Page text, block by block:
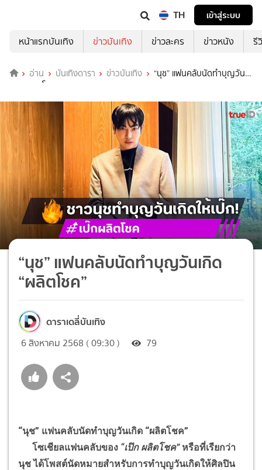
TH
เข้าสู่ระบบ
หน้าแรกบันเทิง
ข่าวบันเทิง ข่าวละคร ข่าวหนัง รี
อ่าน บันเทิงดารา ข่าวบันเทิง
“นุช” แฟนคลับนัดทำบุญวัน
เกิด “ผลิตโชค”
“นุช” แฟนคลับนัดทำบุญวันเกิด
“ผลิตโชค”
ดาราเดลี่บันเทิง
6 สิงหาคม 2568 ( 09:30 ) 79
“นุช” แฟนคลับนัดทำบุญวันเกิด “ผลิตโชค”
โซเชียลแฟนคลับของ “เป๊ก ผลิตโชค” หรือที่เรียกว่า
นุช ได้โพสต์นัดหมายสำหรับการทำบุญวันเกิดให้ศิลปิน